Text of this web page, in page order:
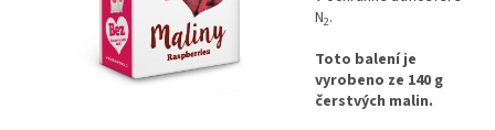
N2.
Toto balení je
vyrobeno ze 140 g
čerstvých malin.